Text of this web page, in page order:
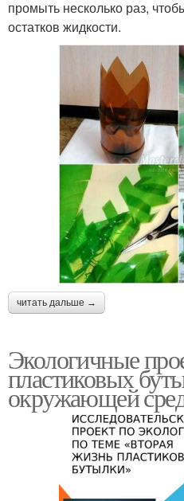
промыть несколько раз,
остатков жидкости.
читать дальше →
Экологичные
пластиковых
окружающей